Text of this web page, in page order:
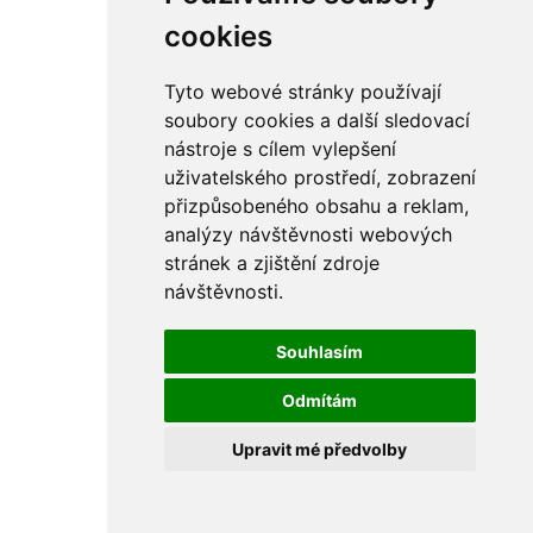
cookies
Tyto webové stránky používají
soubory cookies a další sledovací
nástroje s cílem vylepšení
uživatelského prostředí, zobrazení
přizpůsobeného obsahu a reklam,
analýzy návštěvnosti webových
stránek a zjištění zdroje
návštěvnosti.
Souhlasím
Odmítám
Upravit mé předvolby
řetězy
ostatní části
sekundární
sání
sedla
spojovací materiál
matice
podložky
pojistné kroužky
šrouby
výbava
výfuky a kolena
bowdeny a lanka
filtry
gufera